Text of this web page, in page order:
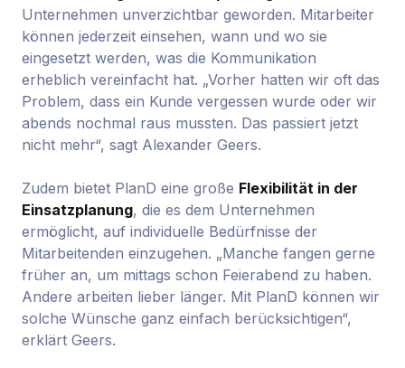
Unternehmen unverzichtbar geworden. Mitarbeiter
können jederzeit einsehen, wann und wo sie
eingesetzt werden, was die Kommunikation
erheblich vereinfacht hat. „Vorher hatten wir oft das
Problem, dass ein Kunde vergessen wurde oder wir
abends nochmal raus mussten. Das passiert jetzt
nicht mehr“, sagt Alexander Geers.
Zudem bietet PlanD eine große Flexibilität in der
Einsatzplanung, die es dem Unternehmen
ermöglicht, auf individuelle Bedürfnisse der
Mitarbeitenden einzugehen. „Manche fangen gerne
früher an, um mittags schon Feierabend zu haben.
Andere arbeiten lieber länger. Mit PlanD können wir
solche Wünsche ganz einfach berücksichtigen“,
erklärt Geers.